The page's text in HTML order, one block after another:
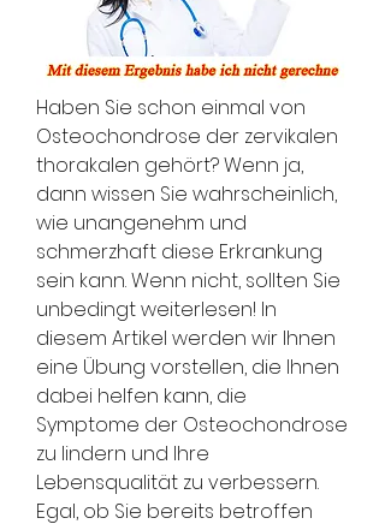
Haben Sie schon einmal von
Osteochondrose der zervikalen
thorakalen gehört? Wenn ja,
dann wissen Sie wahrscheinlich,
wie unangenehm und
schmerzhaft diese Erkrankung
sein kann. Wenn nicht, sollten Sie
unbedingt weiterlesen! In
diesem Artikel werden wir Ihnen
eine Übung vorstellen, die Ihnen
dabei helfen kann, die
Symptome der Osteochondrose
zu lindern und Ihre
Lebensqualität zu verbessern.
Egal, ob Sie bereits betroffen